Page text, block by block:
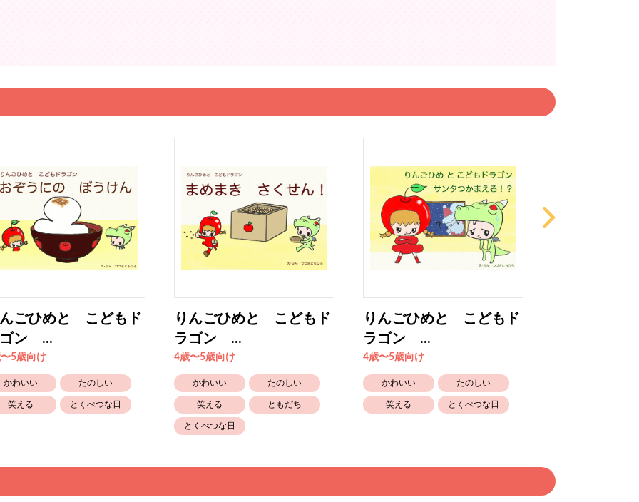
ごひめと こどもド
ン ...
5歳向け
かわいい たのしい
笑える とくべつな日
りんごひめと こどもド
ラゴン ...
4歳〜5歳向け
かわいい たのしい
笑える ともだち
とくべつな日
りんごひめと こどもド
ラゴン ...
4歳〜5歳向け
かわいい たのしい
笑える とくべつな日